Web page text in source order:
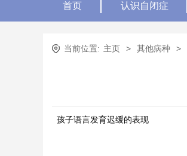
首页 认识自闭症
当前位置: 主页 > 其他病种 >
孩子语言发育迟缓的表现